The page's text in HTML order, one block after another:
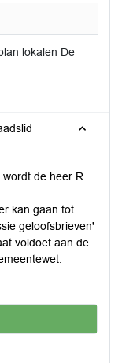
lokalen De
de heer R.
kan gaan tot
geloofsbrieven'
voldoet aan de